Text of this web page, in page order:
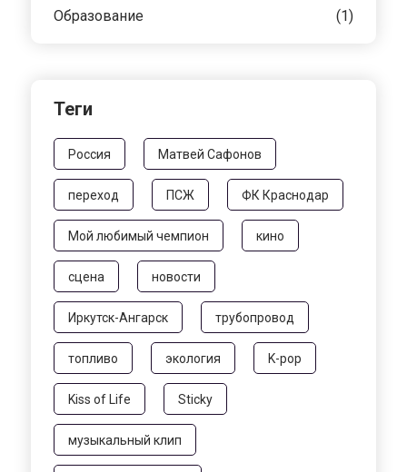
Образование (1)
Теги
Россия Матвей Сафонов
переход ПСЖ ФК Краснодар
Мой любимый чемпион кино
сцена новости
Иркутск-Ангарск трубопровод
топливо экология K-pop
Kiss of Life Sticky
музыкальный клип